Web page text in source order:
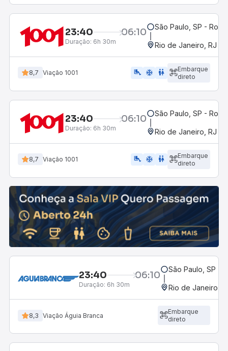
23:40 06:10
Duração: 6h 30m
São Paulo, SP -
Rio de Janeiro, RJ -
8,7 Viação 1001 airline_seat_legroom_extra ac_unit WC
Embarque
direto
23:40 06:10
Duração: 6h 30m
São Paulo, SP -
Rio de Janeiro, RJ -
8,7 Viação 1001 airline_seat_legroom_extra ac_unit wc
Embarque
direto
23:40 06:10
Duração: 6h 30m
São Paulo, SP -
Rio de Janeiro,
8,3 Viação Águia Branca
Embarque
direto